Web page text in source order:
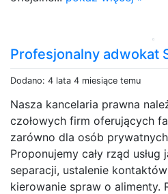
Profesjonalny adwokat
Dodano: 4 lata 4 miesiące temu
Nasza kancelaria prawna
czołowych firm oferujących
zarówno dla osób
Proponujemy cały rząd usług
separacji, ustalenie
kierowanie spraw o alimenty.